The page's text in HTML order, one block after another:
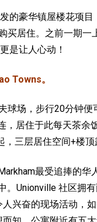
的豪华镇屋楼花项
居住。之前一期
是让人心动！
Towns。
球场，步行20分钟
，居住于此每天茶
三层居住空间+楼
最受追捧的华
Unionville 社区拥
兴奋的现场活动，